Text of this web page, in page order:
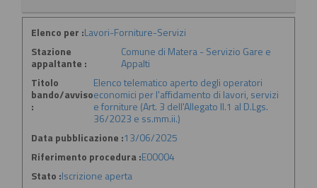
Elenco per :Lavori-Forniture-Servizi
Stazione
appaltante :
Comune di Matera - Servizio Gare e
Appalti
Titolo
bando/avviso
:
Elenco telematico aperto degli operatori
economici per l'affidamento di lavori, servizi
e forniture (Art. 3 dell'Allegato II.1 al D.Lgs.
36/2023 e ss.mm.ii.)
Data pubblicazione :13/06/2025
Riferimento procedura :E00004
Stato :Iscrizione aperta